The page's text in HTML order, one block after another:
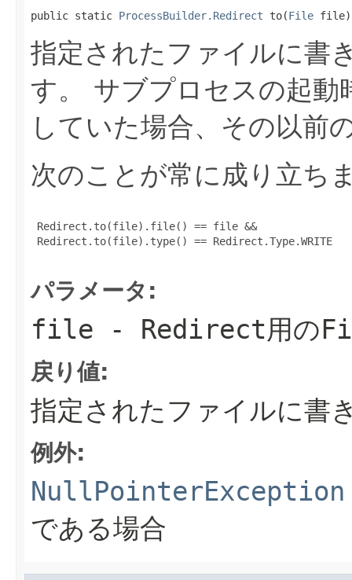
public static ProcessBuilder.Redirect to(File file)
指定されたファイルに書
す。
サブプロセスの起動
していた場合、その以前
次のことが常に成り立ち
Redirect.to(file).file() == file &&
Redirect.to(file).type() == Redirect.Type.WRITE
パラメータ:
file - Redirect用の
戻り値:
指定されたファイルに書
例外:
NullPointerException
である場合